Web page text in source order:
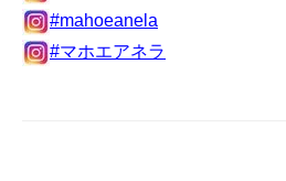
#mahoeanela
#マホエアネラ